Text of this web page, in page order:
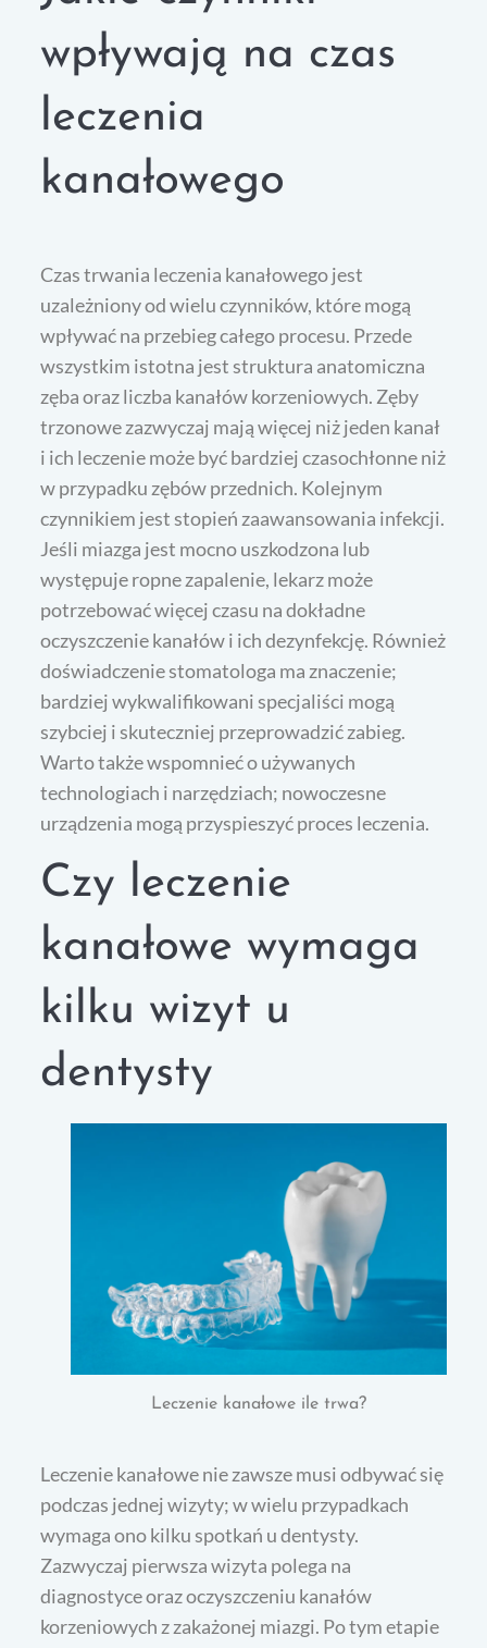
wpływają na czas
leczenia
kanałowego
Czas trwania leczenia kanałowego jest
uzależniony od wielu czynników, które mogą
wpływać na przebieg całego procesu. Przede
wszystkim istotna jest struktura anatomiczna
zęba oraz liczba kanałów korzeniowych. Zęby
trzonowe zazwyczaj mają więcej niż jeden kanał
i ich leczenie może być bardziej czasochłonne niż
w przypadku zębów przednich. Kolejnym
czynnikiem jest stopień zaawansowania infekcji.
Jeśli miazga jest mocno uszkodzona lub
występuje ropne zapalenie, lekarz może
potrzebować więcej czasu na dokładne
oczyszczenie kanałów i ich dezynfekcję. Również
doświadczenie stomatologa ma znaczenie;
bardziej wykwalifikowani specjaliści mogą
szybciej i skuteczniej przeprowadzić zabieg.
Warto także wspomnieć o używanych
technologiach i narzędziach; nowoczesne
urządzenia mogą przyspieszyć proces leczenia.
Czy leczenie
kanałowe wymaga
kilku wizyt u
dentysty
Leczenie kanałowe ile trwa?
Leczenie kanałowe nie zawsze musi odbywać się
podczas jednej wizyty; w wielu przypadkach
wymaga ono kilku spotkań u dentysty.
Zazwyczaj pierwsza wizyta polega na
diagnostyce oraz oczyszczeniu kanałów
korzeniowych z zakażonej miazgi. Po tym etapie